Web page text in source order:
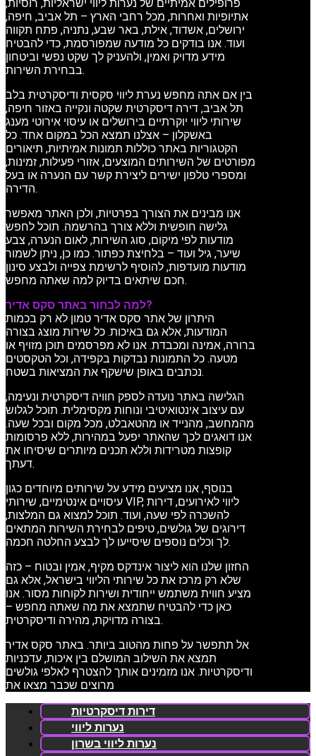
פרופילים אמיתיים של נערות ליווי ישראליות, רוסיות,
אתיופיות ואחרות, מכל רחבי הארץ – תל אביב, חיפה,
ירושלים, אשדוד, אילת, באר שבע, נתניה, פתח תקווה
ועוד. אנו בודקים כל מודעה שמפורסמת, כדי להבטיח
מידע מדויק ואמין, ולהעניק לך שקט נפשי וביטחון
בבחירת השירות.
בין אם אתה מחפש נערת ליווי סקסית ודיסקרטית בלב
תל אביב, דירה דיסקרטית שקטה ונקייה באזור חיפה,
שירותי ליווי יוקרתיים בירושלים או עיסוי אירוטי מענג
באשקלון – אצלנו תמצא הכל במקום אחד. כל
הקטגוריות באתר כוללות תמונות אמיתיות, תיאורים
מפורטים של השירותים המוצעים, אזורי פעילות, זמינות,
ומספרי טלפון ישירים ליצירת קשר עם הנערה או בעל
הדירה.
אנו מבינים את הצורך בפרטיות, ולכן האתר מאפשר
גלישה חופשית וללא צורך בהרשמה. תוכל לחפש
מודעות לפי מיקום, סוג השירות, לאום הנערה, צבע
שיער, גיל ועוד – בלחיצת כפתור. כמו כן, ניתן לשמור
מודעות מועדפות, להוסיף לרשימת צפייה ולבצע סינון
חכם שיתאים בדיוק למה שאתה מחפש.
למה לבחור באתר סקס אדיר?
היתרון של אתר סקס אדיר טמון לא רק בכמות
המודעות, אלא גם באיכות. כל שירות מוצג בצורה
ברורה, אמינה ומכבדת. אנו לא מפרסמים תוכן מזויף או
מטעה. כל התמונות נבדקות בקפידה, וכל הטקסטים
נכתבים באופן שישקף את המציאות בשטח.
הגלישה באתר נועדה לספק חוויה דיסקרטית ונעימה,
עם עיצוב אינטואיטיבי ונוחות מקסימלית. תוכל לגלוש
מהמחשב, מהנייד או מהטאבלט, מכל מקום ובכל שעה.
אנו דואגים לכך שהאתר יפעל במהירות, ללא פרסומות
קופצות מטרידות וללא תכנים מיותרים שיסיחו את
דעתך.
בנוסף, אנו מציעים מידע על שירותים מיוחדים כגון
עיסויים אינטימיים, שירותי VIP, ליווי לאירועים, דירות
להשכרה לפי שעה, ועוד. תוכל למצוא גם המלצות,
דירוגים של גולשים, טיפים לבחירת השירות המתאים
לך וכלים נוספים שיסייעו לך לבצע החלטה חכמה.
החזון שלנו הוא ליצור אינדקס מקיף, אמין ובטוח – כזה
שלא רק מרכז את כל שירותי הליווי בישראל, אלא גם
מציע חווית משתמש ייחודית ושירות לקוחות מסור. אנו
כאן כדי להבטיח שתמצא את מה שאתה מחפש –
בצורה מדויקת, מהירה ודיסקרטית.
אל תתפשר על פחות מהטוב ביותר. באתר סקס אדיר
תמצא את השילוב המושלם בין איכות, עדכניות
ודיסקרטיות. אנו מזמינים אותך להצטרף לאלפי גולשים
מרוצים שכבר מצאו את
דירות דיסקרטיות
נערות ליווי
נערות ליווי בשרון